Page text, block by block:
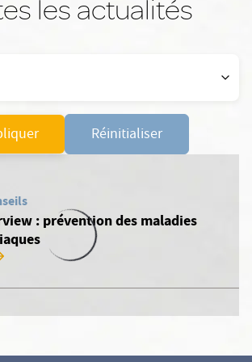
les actualités
Réinitialiser
: prévention des maladies